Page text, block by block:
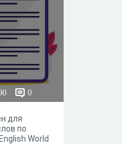
0
для
по
World